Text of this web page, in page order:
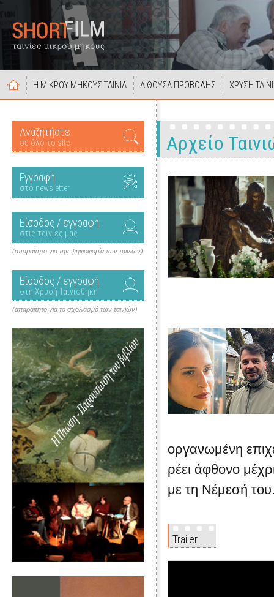
Η ΜΙΚΡΟΥ ΜΗΚΟΥΣ ΤΑΙΝΙΑ ΑΙΘΟΥΣΑ ΠΡΟΒΟΛΗΣ ΧΡΥΣΗ
Αναζητήστε
σε όλο το site
Εγγραφή
στο newsletter
Είσοδος / εγγραφή
στις ταινίες μας
(απαραίτητο για την ψηφοφορία των ταινιών)
Είσοδος / εγγραφή
στη Χρυσή Ταινιοθήκη
(απαραίτητο για το σχολιασμό των ταινιών)
Αρχείο
οργανωμένη
ρέει άφθονο
με τη Νέμεσή
Trailer